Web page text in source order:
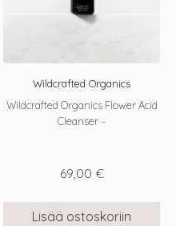
Wildcrafted Organics
Wildcrafted Organics Flower Acid
Cleanser –
69,00 €
Lisää ostoskoriin